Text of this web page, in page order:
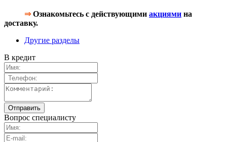
⇒Ознакомьтесь с действующими акциями на
доставку.
Другие разделы
В кредит
Вопрос специалисту